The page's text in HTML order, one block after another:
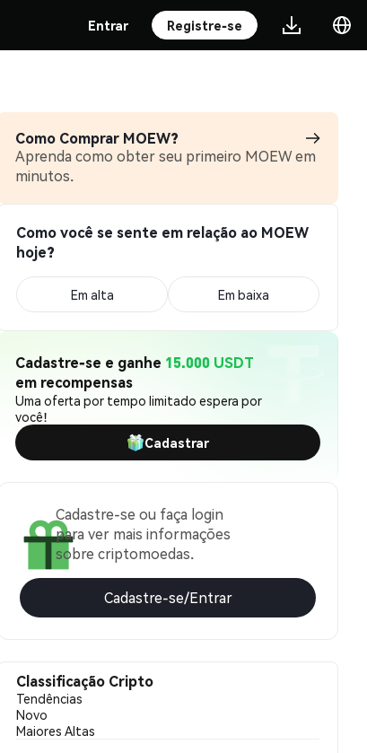
Entrar Registre-se
Como Comprar MOEW?
Aprenda como obter seu primeiro MOEW em
minutos.
Como você se sente em relação ao MOEW
hoje?
Em alta Em baixa
Cadastre-se e ganhe 15.000 USDT
em recompensas
Uma oferta por tempo limitado espera por
você!
Cadastrar
Cadastre-se ou faça login
para ver mais informações
sobre criptomoedas.
Cadastre-se/Entrar
Classificação Cripto
Tendências
Novo
Maiores Altas